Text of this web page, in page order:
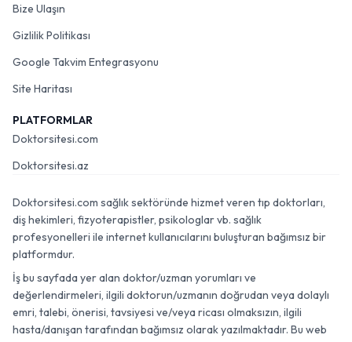
Bize Ulaşın
Gizlilik Politikası
Google Takvim Entegrasyonu
Site Haritası
PLATFORMLAR
Doktorsitesi.com
Doktorsitesi.az
Doktorsitesi.com sağlık sektöründe hizmet veren tıp doktorları,
diş hekimleri, fizyoterapistler, psikologlar vb. sağlık
profesyonelleri ile internet kullanıcılarını buluşturan bağımsız bir
platformdur.
İş bu sayfada yer alan doktor/uzman yorumları ve
değerlendirmeleri, ilgili doktorun/uzmanın doğrudan veya dolaylı
emri, talebi, önerisi, tavsiyesi ve/veya ricası olmaksızın, ilgili
hasta/danışan tarafından bağımsız olarak yazılmaktadır. Bu web